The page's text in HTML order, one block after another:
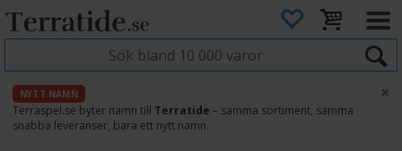
NYTT NAMN
Terraspel.se byter namn till Terratide – samma sortiment, samma
snabba leveranser, bara ett nytt namn.
×